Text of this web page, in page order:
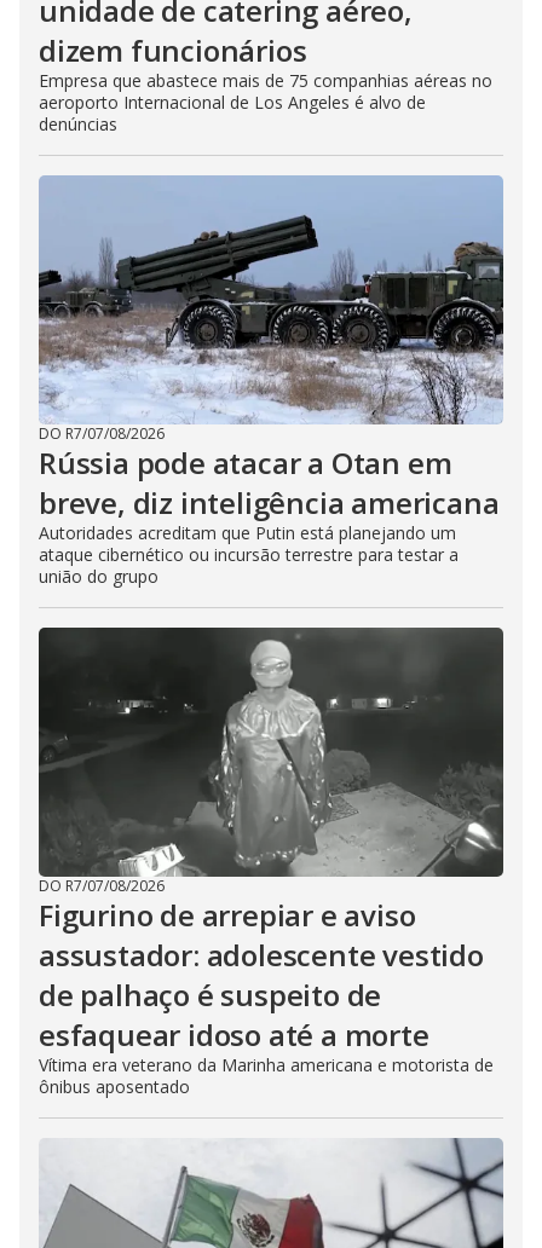
unidade de catering aéreo,
dizem funcionários
Empresa que abastece mais de 75 companhias aéreas no
aeroporto Internacional de Los Angeles é alvo de
denúncias
DO R7/07/08/2026
Rússia pode atacar a Otan em
breve, diz inteligência americana
Autoridades acreditam que Putin está planejando um
ataque cibernético ou incursão terrestre para testar a
união do grupo
DO R7/07/08/2026
Figurino de arrepiar e aviso
assustador: adolescente vestido
de palhaço é suspeito de
esfaquear idoso até a morte
Vítima era veterano da Marinha americana e motorista de
ônibus aposentado